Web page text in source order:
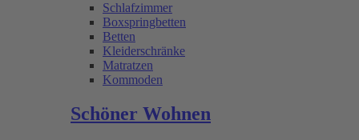
Schlafzimmer
Boxspringbetten
Betten
Kleiderschränke
Matratzen
Kommoden
Schöner Wohnen